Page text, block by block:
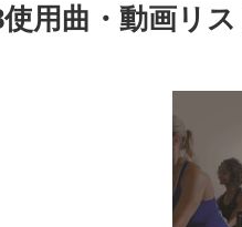
用曲・動画リ